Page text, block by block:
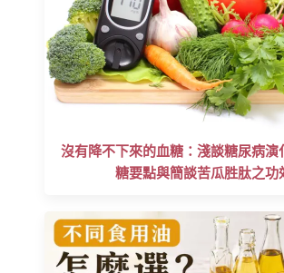
沒有降不下來的血糖：淺談糖尿病演
糖要點與簡談苦瓜胜肽之功